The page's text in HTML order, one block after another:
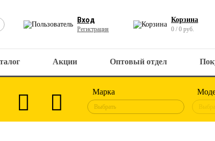
Вход
Регистрация
Корзина
0 / 0 руб.
Акции Оптовый отдел
Марка
Выбрать